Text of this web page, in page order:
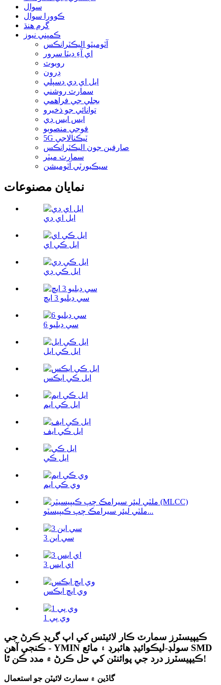
سوال
ڪوورا سوال
گرم هنڌ
ڪمپني نيوز
آٽوميٽو اليڪٽرانڪس
اي آءِ ڊيٽا سرور
روبوٽ
ڊرون
ايل اي ڊي ڊسپلي
سمارٽ روشني
بجلي جي فراهمي
توانائي جو ذخيرو
ايس ايس ڊي
فوجي منصوبو
5G ٽيڪنالاجي
صارفين جون اليڪٽرانڪس
سمارٽ ميٽر
سيڪيورٽي آٽوميشن
نمايان مصنوعات
ايل اي ڊي
ايل ڪي اي
ايل ڪي ڊي
سي ڊبليو 3 ايڇ
سي ڊبليو 6
ايل ڪي ايل
ايل ڪي ايڪس
ايل ڪي ايم
ايل ڪي ايف
ايل ڪي
وي ڪي ايم
ملٽي ليئر سيرامڪ چپ ڪيپيسٽو...
سي اين 3
اي ايس 3
وي ايڇ ايڪس
وي پي 1
ڪيپيسٽرز سمارٽ ڪار لائيٽس کي اپ گريڊ ڪرڻ جي
ڪنجي آهن - YMIN سولڊ-ليڪوائيڊ هائبرڊ ۽ مائع SMD
ڪيپيسٽرز درد جي پوائنٽن کي حل ڪرڻ ۾ مدد ڪن ٿا!
گاڏين ۾ سمارٽ لائيٽن جو استعمال